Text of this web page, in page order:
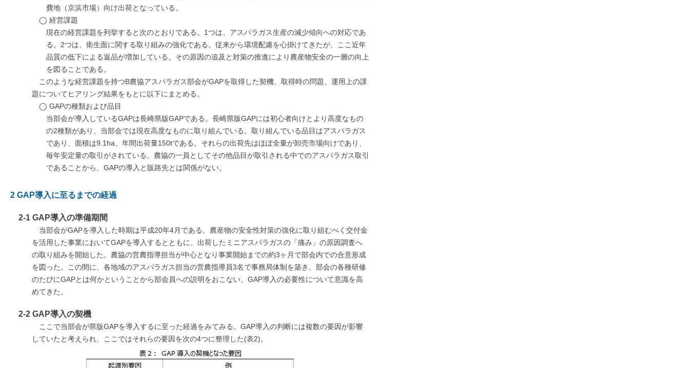
費地（京浜市場）向け出荷となっている。
◯ 経営課題
現在の経営課題を列挙すると次のとおりである。1つは、アスパラガス生産の減少傾向への対応であ
る。2つは、衛生面に関する取り組みの強化である。従来から環境配慮を心掛けてきたが、ここ近年
品質の低下による返品が増加している。その原因の追及と対策の推進により農産物安全の一層の向上
を図ることである。
このような経営課題を持つB農協アスパラガス部会がGAPを取得した契機、取得時の問題、運用上の課
題についてヒアリング結果をもとに以下にまとめる。
◯ GAPの種類および品目
当部会が導入しているGAPは長崎県版GAPである。長崎県版GAPには初心者向けとより高度なもの
の2種類があり、当部会では現在高度なものに取り組んでいる。取り組んでいる品目はアスパラガス
であり、面積は9.1ha、年間出荷量150tである。それらの出荷先はほぼ全量が卸売市場向けであり、
毎年安定量の取引がされている。農協の一員としてその他品目が取引される中でのアスパラガス取引
であることから、GAPの導入と販路先とは関係がない。
2 GAP導入に至るまでの経過
2-1 GAP導入の準備期間
当部会がGAPを導入した時期は平成20年4月である。農産物の安全性対策の強化に取り組むべく交付金
を活用した事業においてGAPを導入するとともに、出荷したミニアスパラガスの「痛み」の原因調査へ
の取り組みを開始した。農協の営農指導担当が中心となり事業開始までの約3ヶ月で部会内での合意形成
を図った。この間に、各地域のアスパラガス担当の営農指導員3名で事務局体制を築き、部会の各種研修
のたびにGAPとは何かということから部会員への説明をおこない、GAP導入の必要性について意識を高
めてきた。
2-2 GAP導入の契機
ここで当部会が県版GAPを導入するに至った経過をみてみる。GAP導入の判断には複数の要因が影響
していたと考えられ、ここではそれらの要因を次の4つに整理した(表2)。